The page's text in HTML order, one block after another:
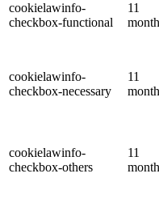
cookielawinfo-
checkbox-functional
11
cookielawinfo-
checkbox-necessary
11
cookielawinfo-
checkbox-others
11